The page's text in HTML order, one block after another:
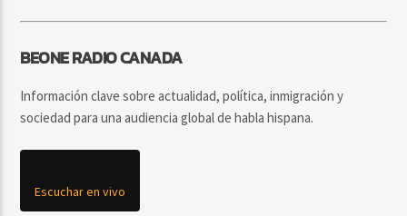
BEONE RADIO CANADA
Información clave sobre actualidad, política, inmigración y
sociedad para una audiencia global de habla hispana.
Escuchar en vivo